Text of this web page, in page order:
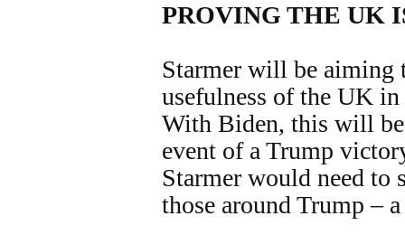
PROVING THE UK
Starmer will be aiming
usefulness of the UK
With Biden, this will
event of a Trump
Starmer would need to
those around Trump –